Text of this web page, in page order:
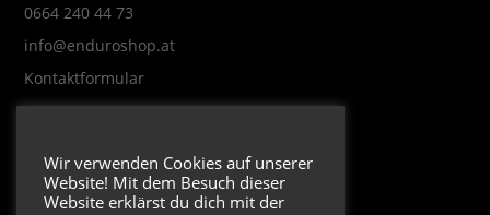
0664 240 44 73
info@enduroshop.at
Kontaktformular
Impressum
Wir verwenden Cookies auf unserer
Website! Mit dem Besuch dieser
Website erklärst du dich mit der